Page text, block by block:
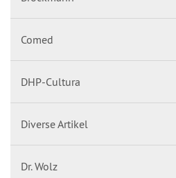
Comed
DHP-Cultura
Diverse Artikel
Dr. Wolz